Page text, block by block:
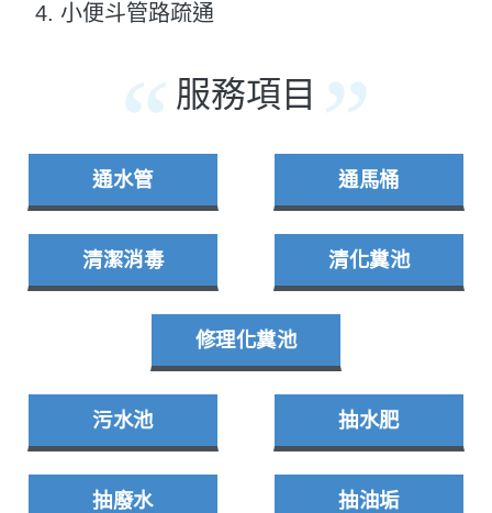
小便斗管路疏通
服務項目
通水管 通馬桶
清潔消毒 清化糞池
修理化糞池
污水池 抽水肥
抽廢水 抽油垢